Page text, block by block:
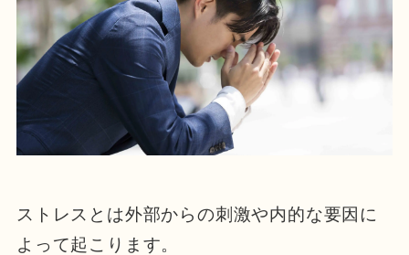
ストレスとは外部からの刺激や内的な要因に
よって起こります。